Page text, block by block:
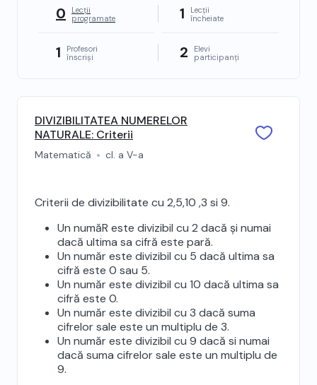
0
Lecții
programate
1
Lecții
încheiate
1
Profesori
înscriși
2
Elevi
participanți
DIVIZIBILITATEA NUMERELOR
NATURALE: Criterii
Matematică cl. a V-a
Criterii de divizibilitate cu 2,5,10 ,3 si 9.
Un număR este divizibil cu 2 dacă și numai
dacă ultima sa cifră este pară.
Un număr este divizibil cu 5 dacă ultima sa
cifră este 0 sau 5.
Un număr este divizibil cu 10 dacă ultima sa
cifră este 0.
Un număr este divizibil cu 3 dacă suma
cifrelor sale este un multiplu de 3.
Un număr este divizibil cu 9 dacă si numai
dacă suma cifrelor sale este un multiplu de
9.